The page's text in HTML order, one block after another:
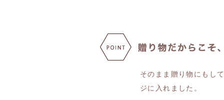
そのまま贈り物にもし
ジに入れました。